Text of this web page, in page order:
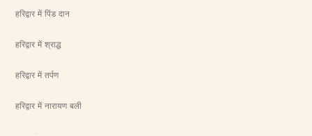
हरिद्वार में पिंड दान
हरिद्वार में श्राद्ध
हरिद्वार में तर्पण
हरिद्वार में नारायण बली